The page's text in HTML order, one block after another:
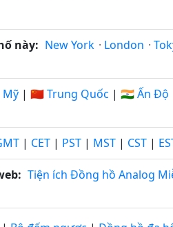
này: New York · London ·
Mỹ | 🇨🇳 Trung Quốc | 🇮🇳 Ấn Độ
| CET | PST | MST | CST |
Tiện ích Đồng hồ Analog